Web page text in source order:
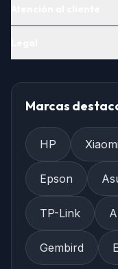
Marcas
HP Xiaomi
Epson
TP-Link
Gembird